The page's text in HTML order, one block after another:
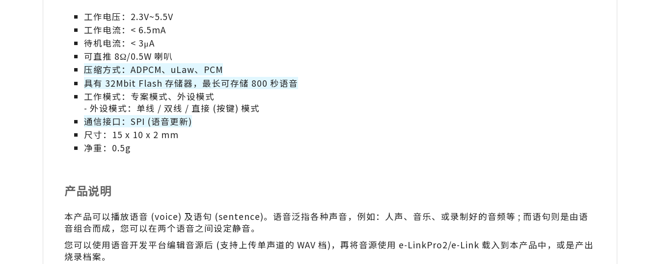
工作电压：2.3V~5.5V
工作电流：< 6.5mA
待机电流：< 3μA
可直推 8Ω/0.5W 喇叭
压缩方式：ADPCM、uLaw、PCM
具有 32Mbit Flash 存储器，最长可存储 800 秒语音
工作模式：专案模式、外设模式
- 外设模式：单线 / 双线 / 直接 (按键) 模式
通信接口：SPI (语音更新)
尺寸：15 x 10 x 2 mm
净重：0.5g
产品说明
本产品可以播放语音 (voice) 及语句 (sentence)。语音泛指各种声音，例如：人声、音乐、或录制好的音频等 ; 而语句则是由语
音组合而成，您可以在两个语音之间设定静音。
您可以使用语音开发平台编辑音源后 (支持上传单声道的 WAV 档)，再将音源使用 e-LinkPro2/e-Link 载入到本产品中，或是产出
烧录档案。